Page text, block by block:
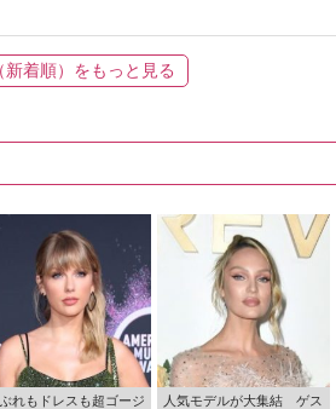
新着順）をもっと見る
れもドレスも超ゴージ
人気モデルが大集結 ゲス